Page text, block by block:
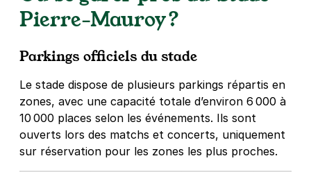
Pierre‑Mauroy ?
Parkings officiels du stade
Le stade dispose de plusieurs parkings répartis en
zones, avec une capacité totale d’environ 6 000 à
10 000 places selon les événements. Ils sont
ouverts lors des matchs et concerts, uniquement
sur réservation pour les zones les plus proches.